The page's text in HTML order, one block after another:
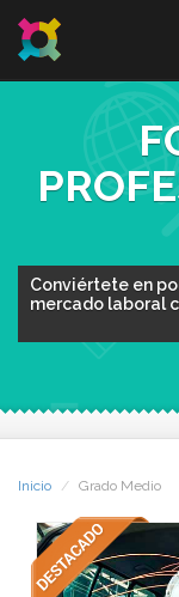
Conviértete en
mercado laboral
Inicio Grado Medio